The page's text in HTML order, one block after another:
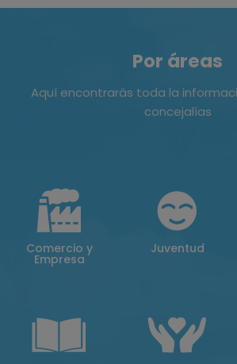
Por áreas
Aquí encontrarás toda la
concejalías
Comercio y
Empresa
Juventud